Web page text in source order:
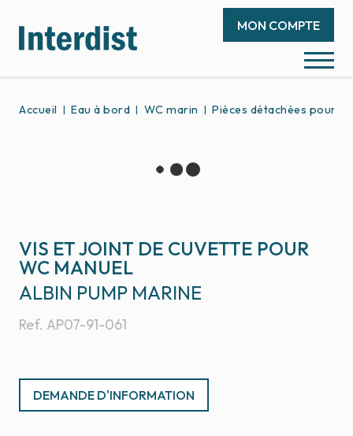
MON COMPTE
Accueil Eau à bord WC marin Pièces détachées pour
VIS ET JOINT DE CUVETTE POUR
WC MANUEL
Ref. AP07-91-061
ALBIN PUMP MARINE
DEMANDE D'INFORMATION